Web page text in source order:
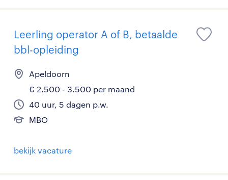
Leerling operator A of B, betaalde
bbl-opleiding
Apeldoorn
€ 2.500 - 3.500 per maand
40 uur, 5 dagen p.w.
MBO
bekijk vacature